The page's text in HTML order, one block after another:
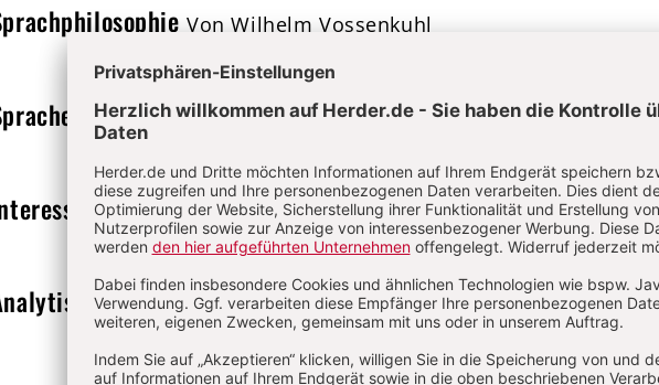
Von Wilhelm Vossenkuhl
Von Konrad Ehlich, Wilhelm Vossenkuhl, Wolfgang
Von Wilhelm Vossenkuhl, Martin Sebaldt
Philosophie Von Wilhelm Vossenkuhl